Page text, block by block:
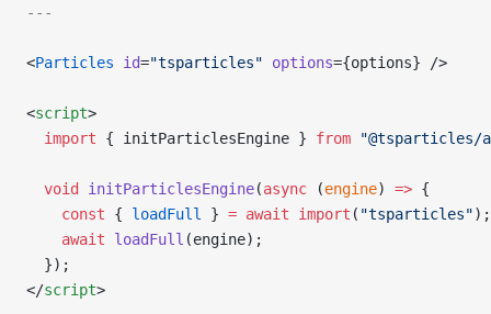
---
<Particles id="tsparticles" options={options} />
<script>
  import
{ initParticlesEngine } from "@tsparticles/
  void
initParticlesEngine(async (engine) => {
    const
{ loadFull } = await import ( "tsparticles");
    await
loadFull (engine);
  });
</script>